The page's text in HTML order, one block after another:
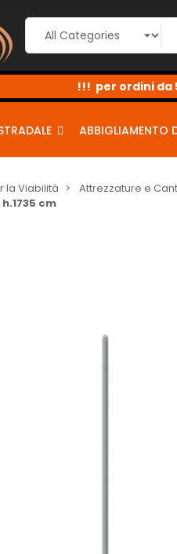
ABBIGLIAMENTO
la Viabilità Attrezzature e
cm